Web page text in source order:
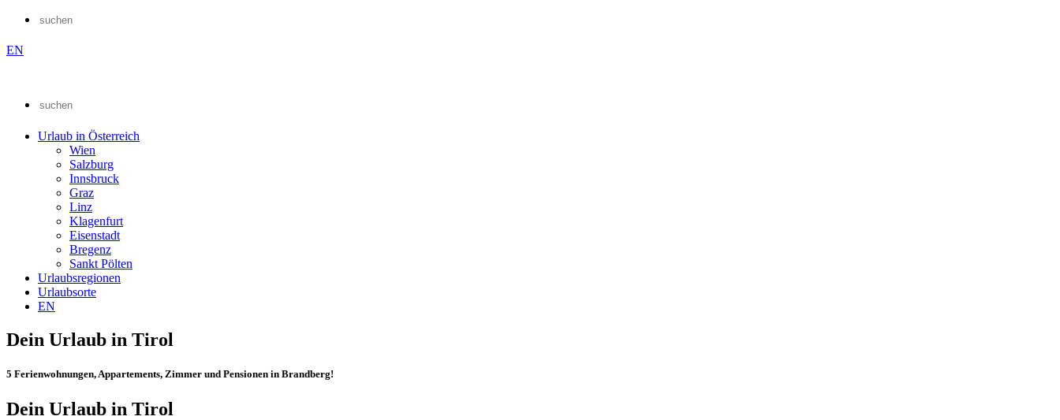
EN
Urlaub in Österreich
Wien
Salzburg
Innsbruck
Graz
Linz
Klagenfurt
Eisenstadt
Bregenz
Sankt Pölten
Urlaubsregionen
Urlaubsorte
EN
Dein Urlaub in Tirol
5 Ferienwohnungen, Appartements, Zimmer und Pensionen in Brandberg!
Dein Urlaub in Tirol